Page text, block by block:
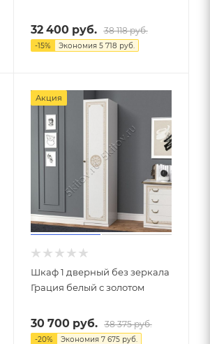
32 400 руб. 38 118руб.
-15% Экономия 5 718 руб.
Акция
Шкаф 1 дверный без зеркала
Грация белый с золотом
30 700 руб. 38 375руб.
-20% Экономия 7 675руб.